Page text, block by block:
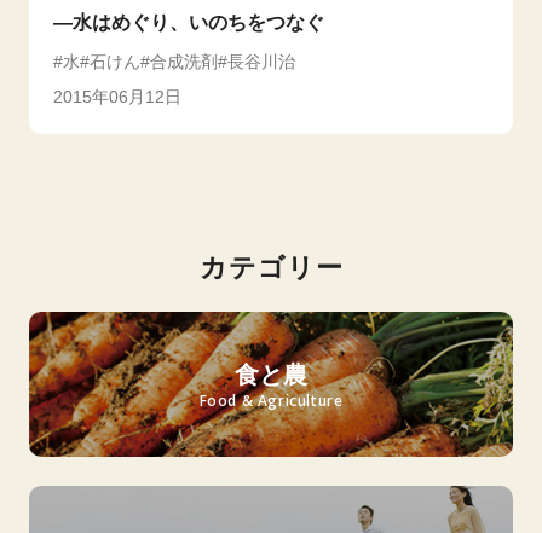
―水はめぐり、いのちをつなぐ
水 石けん 合成洗剤
長谷川治
2015年06月12日
カテゴリー
食と農
Food & Agriculture